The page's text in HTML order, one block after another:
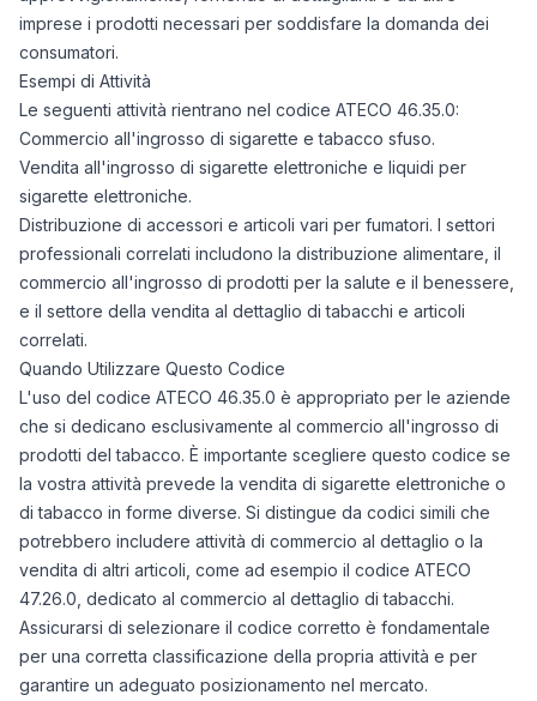
imprese i prodotti necessari per soddisfare la domanda dei
consumatori.
Esempi di Attività
Le seguenti attività rientrano nel codice ATECO 46.35.0:
Commercio all'ingrosso di sigarette e tabacco sfuso.
Vendita all'ingrosso di sigarette elettroniche e liquidi per
sigarette elettroniche.
Distribuzione di accessori e articoli vari per fumatori. I settori
professionali correlati includono la distribuzione alimentare, il
commercio all'ingrosso di prodotti per la salute e il benessere,
e il settore della vendita al dettaglio di tabacchi e articoli
correlati.
Quando Utilizzare Questo Codice
L'uso del codice ATECO 46.35.0 è appropriato per le aziende
che si dedicano esclusivamente al commercio all'ingrosso di
prodotti del tabacco. È importante scegliere questo codice se
la vostra attività prevede la vendita di sigarette elettroniche o
di tabacco in forme diverse. Si distingue da codici simili che
potrebbero includere attività di commercio al dettaglio o la
vendita di altri articoli, come ad esempio il codice ATECO
47.26.0, dedicato al commercio al dettaglio di tabacchi.
Assicurarsi di selezionare il codice corretto è fondamentale
per una corretta classificazione della propria attività e per
garantire un adeguato posizionamento nel mercato.